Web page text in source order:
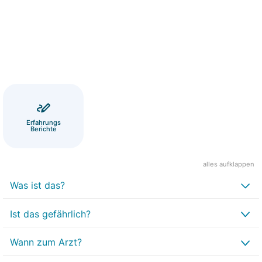
Erfahrungs
Berichte
alles aufklappen
Was ist das?
Ist das gefährlich?
Wann zum Arzt?